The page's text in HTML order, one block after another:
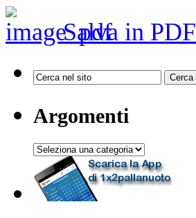
Salva in PDF
Argomenti
Argomenti